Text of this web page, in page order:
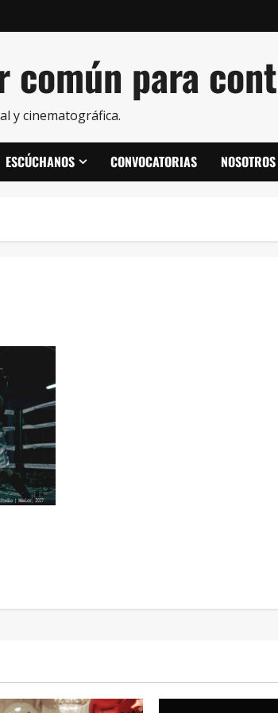
común para
y cinematográfica.
ESCÚCHANOS CONVOCATORIAS NOSOTROS